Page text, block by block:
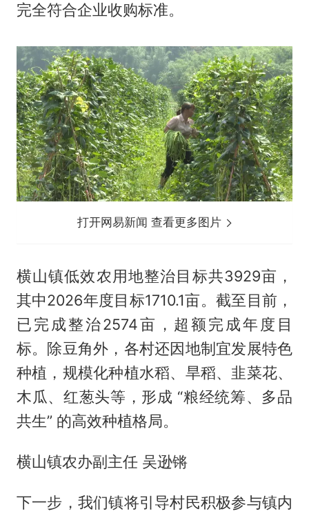
完全符合企业收购标准。
打开网易新闻 查看更多图片
横山镇低效农用地整治目标共3929亩，
其中2026年度目标1710.1亩。截至目前，
已完成整治2574亩，超额完成年度目
标。除豆角外，各村还因地制宜发展特色
种植，规模化种植水稻、旱稻、韭菜花、
木瓜、红葱头等，形成 “粮经统筹、多品
共生” 的高效种植格局。
横山镇农办副主任 吴逊锵
下一步，我们镇将引导村民积极参与镇内